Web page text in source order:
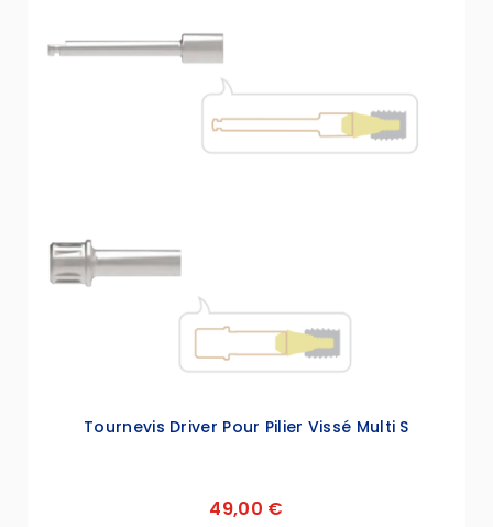
Tournevis Driver Pour Pilier Vissé Multi S
49,00 €